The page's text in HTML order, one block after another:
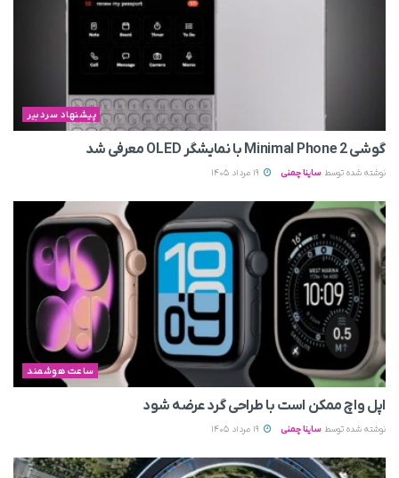
پیشنهاد سردبیر
گوشی Minimal Phone 2 با نمایشگر OLED معرفی شد
نوشته شده توسط ساینا چمنی
ساعت هوشمند
اپل واچ ممکن است با طراحی گرد عرضه شود
نوشته شده توسط ساینا چمنی